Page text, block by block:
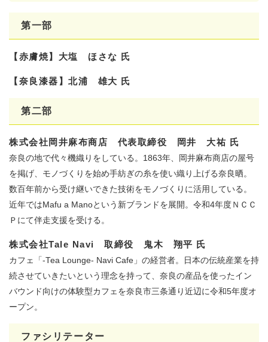
第一部
【赤膚焼】大塩 ほさな 氏
【奈良漆器】北浦 雄大 氏
第二部
株式会社岡井麻布商店 代表取締役 岡井 大祐 氏
奈良の地で代々機織りをしている。1863年、岡井麻布商店の屋号
を掲げ、モノづくりを始め手紡ぎの糸を使い織り上げる奈良晒。
数百年前から受け継いできた技術をモノづくりに活用している。
近年ではMafu a Manoという新ブランドを展開。令和4年度ＮＣＣ
Ｐにて伴走支援を受ける。
株式会社Tale Navi 取締役 鬼木 翔平 氏​
​カフェ「-Tea Lounge- Navi Cafe」の経営者。日本の伝統産業を持
続させていきたいという理念を持って、奈良の産品を使ったイン
バウンド向けの体験型カフェを奈良市三条通り近辺に令和5年度オ
ープン。
ファシリテーター